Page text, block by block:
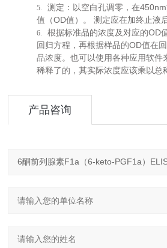
5.测定：以空白孔调零，在450nm
值（OD值）。 测定应在加终止液
6.根据标准品的浓度及对应的OD
回归方程，再根据样品的OD值在
品浓度。也可以使用各种应用软件
稀释了的，其实际浓度应该乘以总
产品咨询